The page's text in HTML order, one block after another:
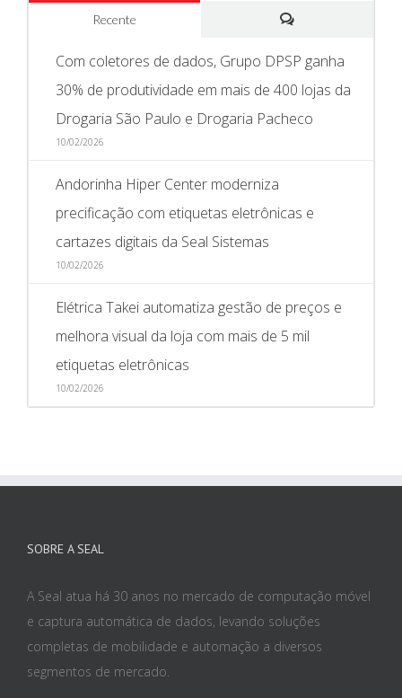
Recente
Comentários
Com coletores de dados, Grupo DPSP ganha
30% de produtividade em mais de 400 lojas da
Drogaria São Paulo e Drogaria Pacheco
10/02/2026
Andorinha Hiper Center moderniza
precificação com etiquetas eletrônicas e
cartazes digitais da Seal Sistemas
10/02/2026
Elétrica Takei automatiza gestão de preços e
melhora visual da loja com mais de 5 mil
etiquetas eletrônicas
10/02/2026
SOBRE A SEAL
A Seal atua há 30 anos no mercado de computação móvel
e captura automática de dados, levando soluções
completas de mobilidade e automação a diversos
segmentos de mercado.